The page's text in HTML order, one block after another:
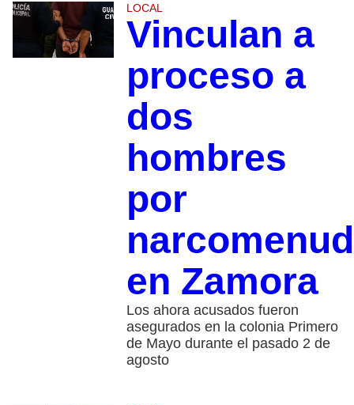
LOCAL
Vinculan a
proceso a
dos
hombres
por
en Zamora
Los ahora acusados fueron
asegurados en la colonia Primero
de Mayo durante el pasado 2 de
agosto